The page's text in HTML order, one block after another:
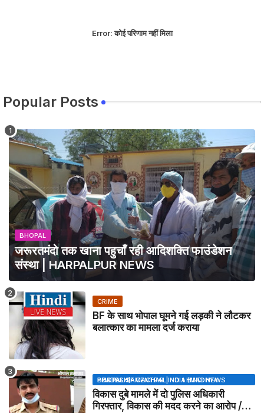
Error:कोई परिणाम नहीं मिला
Popular Posts
BHOPAL
जरूरतमंदो तक खाना पहुचाँ रही आदिशक्ति फाउंडेशन
संस्था | HARPALPUR NEWS
CRIME
BF के साथ भोपाल घूमने गई लड़की ने लौटकर
बलात्कार का मामला दर्ज कराया
BHOPAL SAMACHAR | NO 1 HINDI NEWS PORTAL OF CENTRAL INDIA (MADHYA PRADESH)
विकास दुबे मामले में दो पुलिस अधिकारी
गिरफ्तार, विकास की मदद करने का आरोप /